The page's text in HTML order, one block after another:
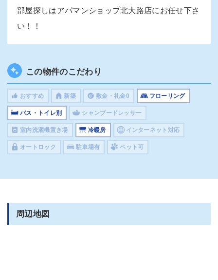
部屋探しはアパマンショップ北大路店にお任せ下さ
い！！
この物件のこだわり
おすすめ 新築 敷金・礼金0 フローリング
バス・トイレ別 シャンプードレッサー
室内洗濯機置き場 冷暖房 インターネット対応
オートロック 駐車場有 ペット可
周辺地図